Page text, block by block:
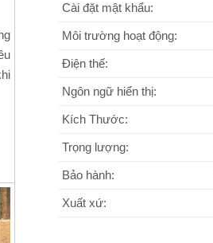
Cài đặt mật khẩu:
Môi trường hoạt động:
Điện thế:
Ngôn ngữ hiển thị:
Kích Thước:
Trọng lượng:
Bảo hành:
Xuất xứ: